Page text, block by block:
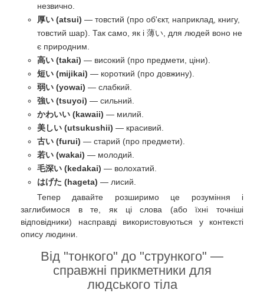
незвично.
厚い (atsui) — товстий (про об'єкт, наприклад, книгу,
товстий шар). Так само, як і 薄い, для людей воно не
є природним.
高い (takai) — високий (про предмети, ціни).
短い (mijikai) — короткий (про довжину).
弱い (yowai) — слабкий.
強い (tsuyoi) — сильний.
かわいい (kawaii) — милий.
美しい (utsukushii) — красивий.
古い (furui) — старий (про предмети).
若い (wakai) — молодий.
毛深い (kedakai) — волохатий.
はげた (hageta) — лисий.
Тепер давайте розширимо це розуміння і
заглибимося в те, як ці слова (або їхні точніші
відповідники) насправді використовуються у контексті
опису людини.
Від "тонкого" до "стрункого" —
справжні прикметники для
людського тіла